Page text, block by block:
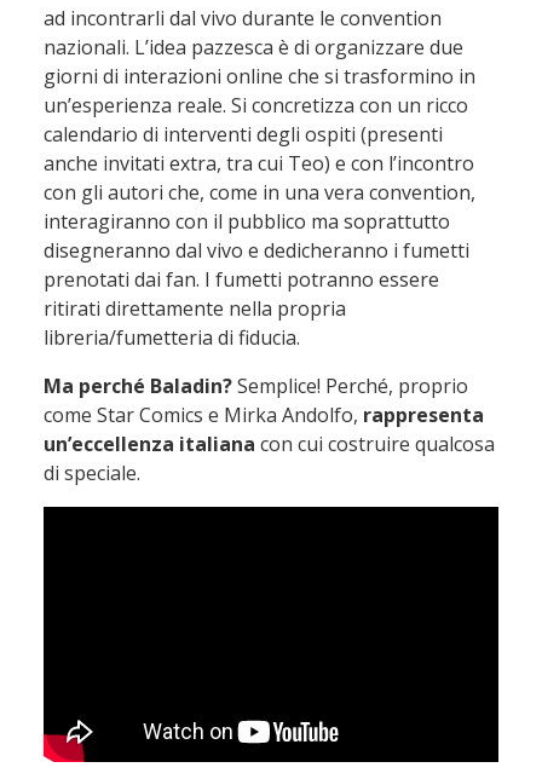
ad incontrarli dal vivo durante le convention
nazionali. L’idea pazzesca è di organizzare due
giorni di interazioni online che si trasformino in
un’esperienza reale. Si concretizza con un ricco
calendario di interventi degli ospiti (presenti
anche invitati extra, tra cui Teo) e con l’incontro
con gli autori che, come in una vera convention,
interagiranno con il pubblico ma soprattutto
disegneranno dal vivo e dedicheranno i fumetti
prenotati dai fan. I fumetti potranno essere
ritirati direttamente nella propria
libreria/fumetteria di fiducia.
Ma perché Baladin?Semplice! Perché, proprio
come Star Comics e Mirka Andolfo, rappresenta
un’eccellenza italiana con cui costruire qualcosa
di speciale.